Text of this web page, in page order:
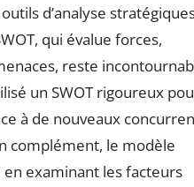
d’analyse
qui évalue forces,
reste
un SWOT rigoureux
à de nouveaux
complément, le modèle
en examinant les facteurs